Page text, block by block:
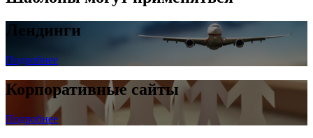
Лендинги
Подробнее
Корпоративные сайты
Подробнее